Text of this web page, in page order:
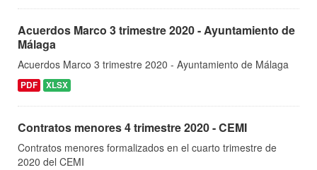
Acuerdos Marco 3 trimestre 2020 - Ayuntamiento de
Málaga
Acuerdos Marco 3 trimestre 2020 - Ayuntamiento de Málaga
PDF XLSX
Contratos menores 4 trimestre 2020 - CEMI
Contratos menores formalizados en el cuarto trimestre de
2020 del CEMI